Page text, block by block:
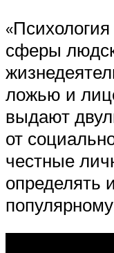
сферы
ложью и
выдают
от
честные
определять